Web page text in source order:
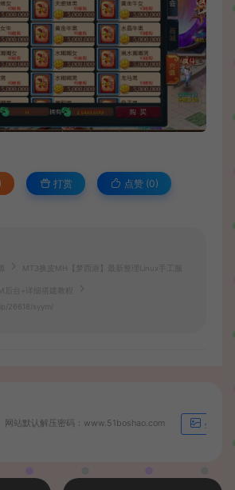
打赏 点赞 (0)
MT3换皮MH【梦西游】最新整理Linux手工服
后台+详细搭建教程
26618/syym/
网站默认解压密码：www.51boshao.com 生成海